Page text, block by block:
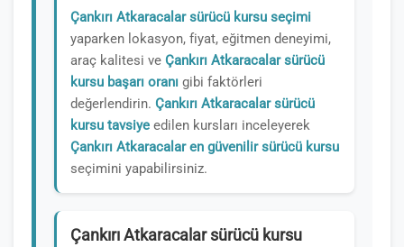
Çankırı Atkaracalar sürücü kursu seçimi
yaparken lokasyon, fiyat, eğitmen deneyimi,
araç kalitesi ve Çankırı Atkaracalar sürücü
kursu başarı oranı gibi faktörleri
değerlendirin. Çankırı Atkaracalar sürücü
kursu tavsiye edilen kursları inceleyerek
Çankırı Atkaracalar en güvenilir sürücü kursu
seçimini yapabilirsiniz.
Çankırı Atkaracalar sürücü kursu